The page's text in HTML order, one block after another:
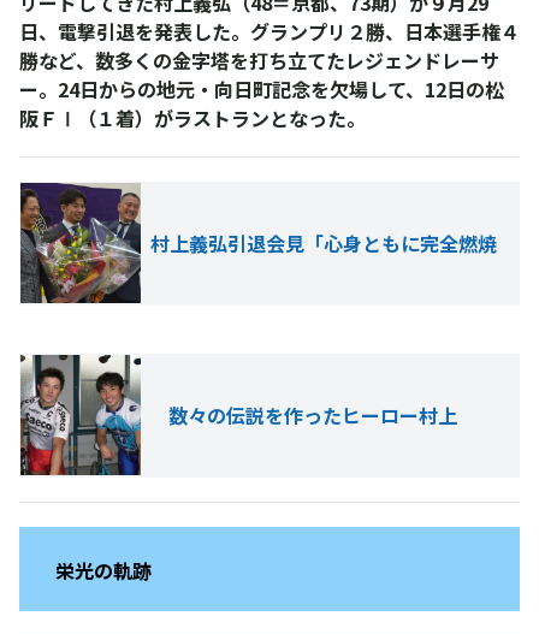
日、電撃引退を発表した。グランプリ２勝、日本選手権４
勝など、数多くの金字塔を打ち立てたレジェンドレーサ
ー。24日からの地元・向日町記念を欠場して、12日の松
阪ＦⅠ（１着）がラストランとなった。
村上義弘引退会見「心身ともに完全燃焼
数々の伝説を作ったヒーロー村上
栄光の軌跡